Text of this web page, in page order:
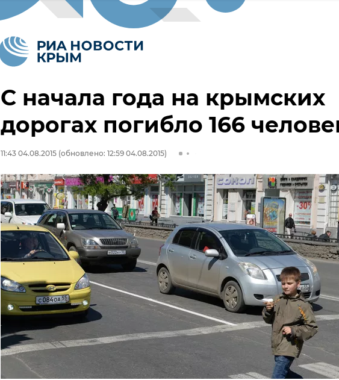
С начала года на крымских
дорогах погибло 166
11:43 04.08.2015 (обновлено: 12:59 04.08.2015)